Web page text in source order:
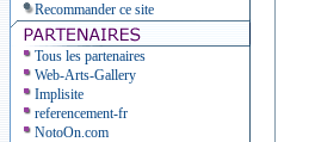
Recommander ce site
Tous les partenaires
Web-Arts-Gallery
Implisite
referencement-fr
NotoOn.com